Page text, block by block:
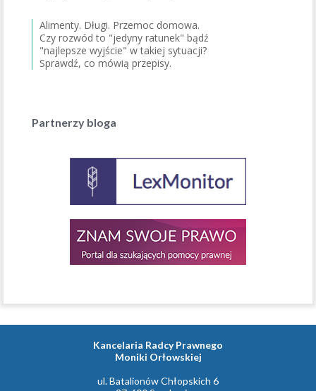
Alimenty. Długi. Przemoc domowa.
Czy rozwód to "jedyny ratunek" bądź
"najlepsze wyjście" w takiej sytuacji?
Sprawdź, co mówią przepisy.
Partnerzy bloga
Kancelaria Radcy Prawnego
Moniki Orłowskiej
ul. Batalionów Chłopskich 6